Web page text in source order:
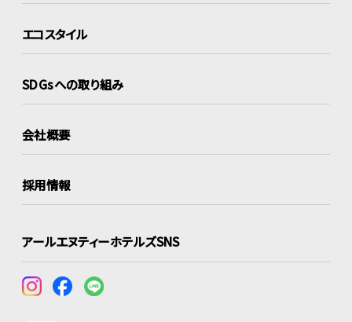
エコスタイル
SDGsへの取り組み
会社概要
採用情報
アールエヌティーホテルズSNS